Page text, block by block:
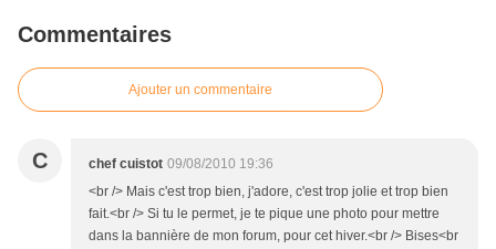
Commentaires
Ajouter un commentaire
C chef cuistot 09/08/2010 19:36
<br /> Mais c'est trop bien, j'adore, c'est trop jolie et trop bien
fait.<br /> Si tu le permet, je te pique une photo pour mettre
dans la bannière de mon forum, pour cet hiver.<br /> Bises<br